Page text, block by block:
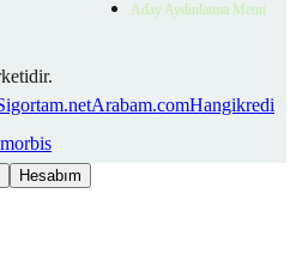
Aday Aydınlatma Metni
Arabam.comHangikredi
Hesabım